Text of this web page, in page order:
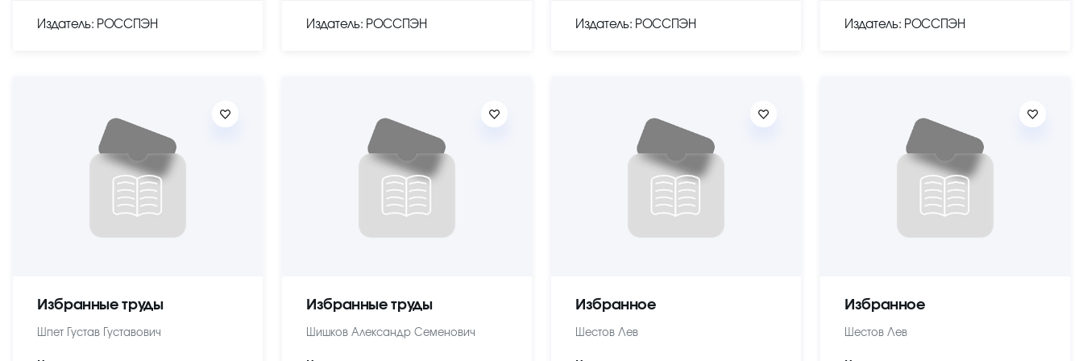
Издатель: РОССПЭН Издатель: РОССПЭН Издатель: РОССПЭН Издатель: РОССПЭН
Избранные труды
Шпет Густав Густавович
Избранные труды
Шишков Александр Семенович
Избранное
Шестов Лев
Избранное
Шестов Лев